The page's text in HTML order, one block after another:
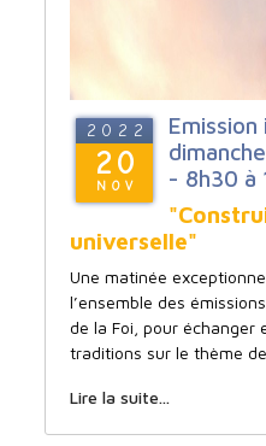
2022
20
NOV
- 8h30 à
universelle"
Une matinée
l’ensemble des
de la Foi, pour échanger
traditions sur le thème de
Lire la suite...